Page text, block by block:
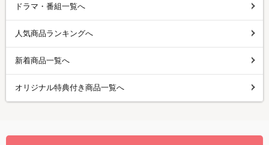
ドラマ・番組一覧へ
人気商品ランキングへ
新着商品一覧へ
オリジナル特典付き商品一覧へ